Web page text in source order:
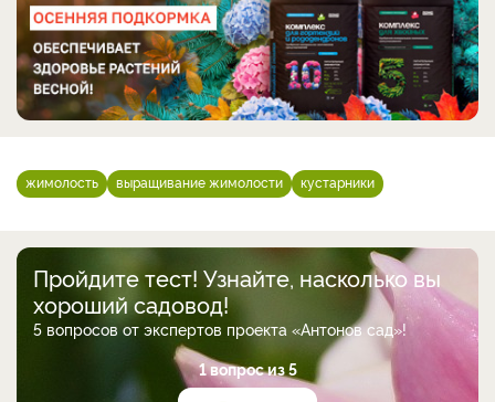
жимолость выращивание жимолости кустарники
Пройдите тест! Узнайте, насколько вы
хороший садовод!
5 вопросов от экспертов проекта «Антонов сад»!
1 вопрос из 5